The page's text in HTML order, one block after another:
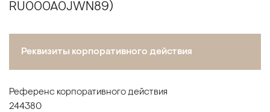
RU000A0JWN89)
Реквизиты корпоративного действия
Референс корпоративного действия
244380